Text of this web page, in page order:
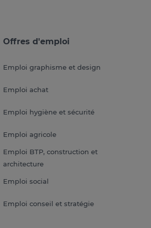
Offres d'emploi
Emploi graphisme et design
Emploi achat
Emploi hygiène et sécurité
Emploi agricole
Emploi BTP, construction et
architecture
Emploi social
Emploi conseil et stratégie